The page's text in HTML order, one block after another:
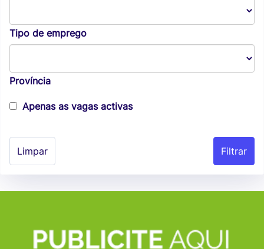
Tipo de emprego
Província
Apenas as vagas activas
Limpar